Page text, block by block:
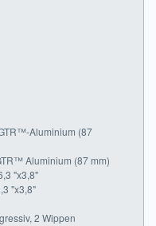
Aluminium (87
Aluminium (87 mm)
"x3,8"
"x3,8"
2 Wippen